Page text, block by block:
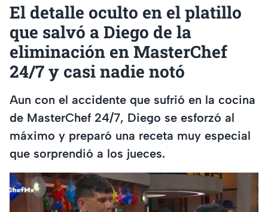
El detalle oculto en el platillo
que salvó a Diego de la
eliminación en MasterChef
24/7 y casi nadie notó
Aun con el accidente que sufrió en la cocina
de MasterChef 24/7, Diego se esforzó al
máximo y preparó una receta muy especial
que sorprendió a los jueces.